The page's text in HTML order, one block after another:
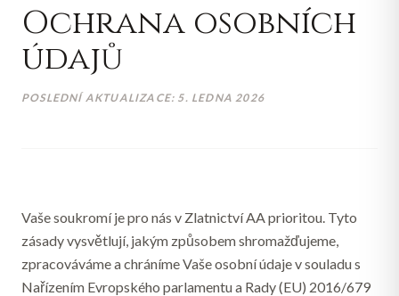
Ochrana osobních
údajů
POSLEDNÍ AKTUALIZACE: 5. LEDNA 2026
Vaše soukromí je pro nás v Zlatnictví AA prioritou. Tyto
zásady vysvětlují, jakým způsobem shromažďujeme,
zpracováváme a chráníme Vaše osobní údaje v souladu s
Nařízením Evropského parlamentu a Rady (EU) 2016/679